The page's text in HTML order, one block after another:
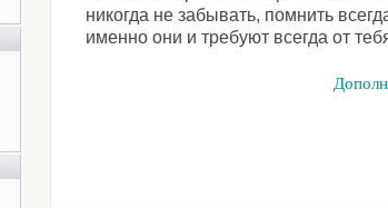
никогда не забывать, помнить
именно они и требуют всегда от